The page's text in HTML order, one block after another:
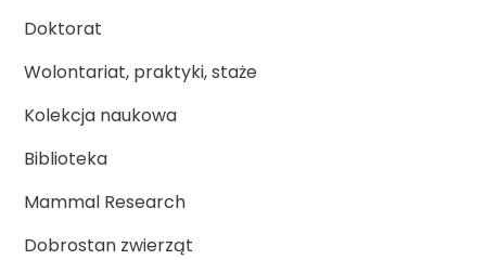
Doktorat
Wolontariat, praktyki, staże
Kolekcja naukowa
Biblioteka
Mammal Research
Dobrostan zwierząt